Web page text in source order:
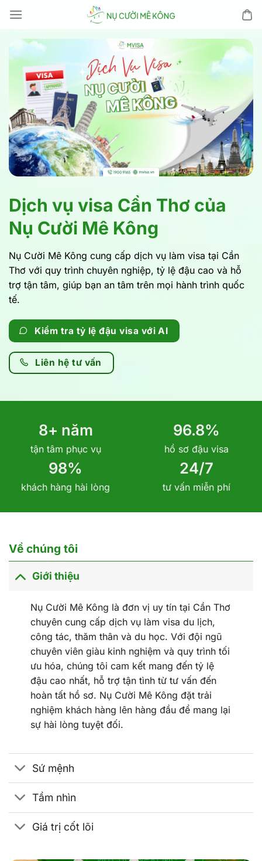
đến
Dịch vụ visa Cần Thơ của
Nụ Cười Mê Kông
Nụ Cười Mê Kông cung cấp dịch vụ làm visa tại Cần
Thơ với quy trình chuyên nghiệp, tỷ lệ đậu cao và hỗ
trợ tận tâm, giúp bạn an tâm trên mọi hành trình quốc
tế.
Kiểm tra tỷ lệ đậu visa với AI
Liên hệ tư vấn
8+ năm
tận tâm phục vụ
96.8%
hồ sơ đậu visa
98%
khách hàng hài lòng
24/7
tư vấn miễn phí
Về chúng tôi
Giới thiệu
Nụ Cười Mê Kông là đơn vị uy tín tại Cần Thơ
chuyên cung cấp dịch vụ làm visa du lịch,
công tác, thăm thân và du học. Với đội ngũ
chuyên viên giàu kinh nghiệm và quy trình tối
ưu hóa, chúng tôi cam kết mang đến tỷ lệ
đậu cao nhất, hỗ trợ tận tình từ tư vấn đến
hoàn tất hồ sơ. Nụ Cười Mê Kông đặt trải
nghiệm khách hàng lên hàng đầu để mang lại
sự hài lòng tuyệt đối.
Sứ mệnh
Tầm nhìn
Giá trị cốt lõi